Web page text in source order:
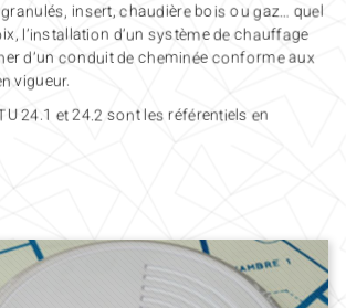
insert, chaudière bois ou gaz… quel
l’installation d’un système de chauffage
d’un conduit de cheminée conforme aux
vigueur.
24.1 et 24.2 sont les référentiels en